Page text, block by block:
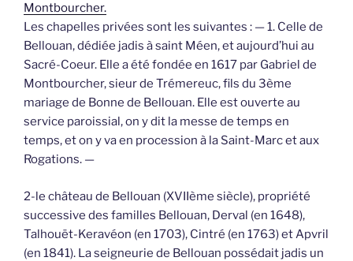
Montbourcher.
Les chapelles privées sont les suivantes : — 1. Celle de
Bellouan, dédiée jadis à saint Méen, et aujourd’hui au
Sacré-Coeur. Elle a été fondée en 1617 par Gabriel de
Montbourcher, sieur de Trémereuc, fils du 3ème
mariage de Bonne de Bellouan. Elle est ouverte au
service paroissial, on y dit la messe de temps en
temps, et on y va en procession à la Saint-Marc et aux
Rogations. —
2-le château de Bellouan (XVIIème siècle), propriété
successive des familles Bellouan, Derval (en 1648),
Talhouët-Keravéon (en 1703), Cintré (en 1763) et Apvril
(en 1841). La seigneurie de Bellouan possédait jadis un